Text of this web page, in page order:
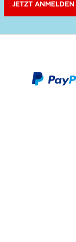
JETZT ANMELDEN